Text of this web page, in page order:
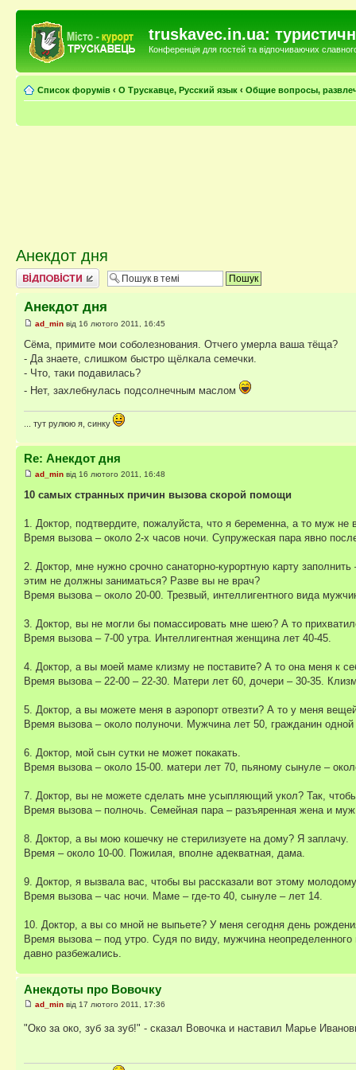
truskavec.in.ua:
Конференція для гостей та відпочиваючих
Список форумів ‹ О Трускавце, Русский язык ‹ Общие вопросы,
Анекдот дня
Відповісти
Анекдот дня
ad_min від 16 лютого 2011, 16:45
Сёма, примите мои соболезнования. Отчего умерла ваша тёща?
- Да знаете, слишком быстро щёлкала семечки.
- Что, таки подавилась?
- Нет, захлебнулась подсолнечным маслом
... тут рулюю я, синку
Re: Анекдот дня
ad_min від 16 лютого 2011, 16:48
10 самых странных причин вызова скорой помощи
1. Доктор, подтвердите, пожалуйста, что я беременна, а то муж не
Время вызова – около 2-х часов ночи. Супружеская пара явно
2. Доктор, мне нужно срочно санаторно-курортную карту
этим не должны заниматься? Разве вы не врач?
Время вызова – около 20-00. Трезвый, интеллигентного вида
3. Доктор, вы не могли бы помассировать мне шею? А то
Время вызова – 7-00 утра. Интеллигентная женщина лет 40-45.
4. Доктор, а вы моей маме клизму не поставите? А то она меня к
Время вызова – 22-00 – 22-30. Матери лет 60, дочери – 30-35.
5. Доктор, а вы можете меня в аэропорт отвезти? А то у меня
Время вызова – около полуночи. Мужчина лет 50, гражданин одной
6. Доктор, мой сын сутки не может покакать.
Время вызова – около 15-00. матери лет 70, пьяному сынуле –
7. Доктор, вы не можете сделать мне усыпляющий укол? Так,
Время вызова – полночь. Семейная пара – разъяренная жена и
8. Доктор, а вы мою кошечку не стерилизуете на дому? Я заплачу.
Время – около 10-00. Пожилая, вполне адекватная, дама.
9. Доктор, я вызвала вас, чтобы вы рассказали вот этому
Время вызова – час ночи. Маме – где-то 40, сынуле – лет 14.
10. Доктор, а вы со мной не выпьете? У меня сегодня день
Время вызова – под утро. Судя по виду, мужчина
давно разбежались.
Анекдоты про Вовочку
ad_min від 17 лютого 2011, 17:36
"Око за око, зуб за зуб!" - сказал Вовочка и наставил Марье